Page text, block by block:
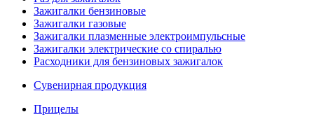
Зажигалки бензиновые
Зажигалки газовые
Зажигалки плазменные электроимпульсные
Зажигалки электрические со спиралью
Расходники для бензиновых зажигалок
Сувенирная продукция
Прицелы